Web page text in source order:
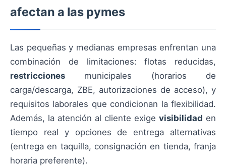
afectan a las pymes
Las pequeñas y medianas empresas enfrentan una
combinación de limitaciones: flotas reducidas,
restricciones municipales (horarios de
carga/descarga, ZBE, autorizaciones de acceso), y
requisitos laborales que condicionan la flexibilidad.
Además, la atención al cliente exige visibilidad en
tiempo real y opciones de entrega alternativas
(entrega en taquilla, consignación en tienda, franja
horaria preferente).